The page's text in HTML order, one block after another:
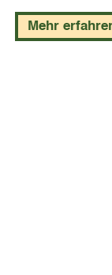
Mehr